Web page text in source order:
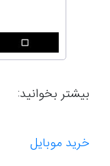
بیشتر بخوانید:
خرید موبایل